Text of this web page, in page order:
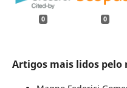
0 0
Artigos mais lidos pelo